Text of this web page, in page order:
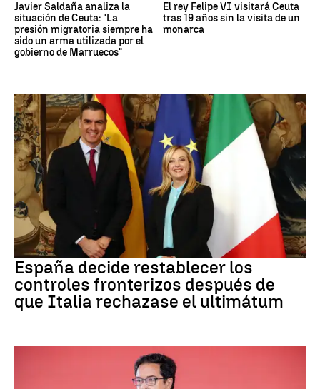
Javier Saldaña analiza la
situación de Ceuta: "La
presión migratoria siempre ha
sido un arma utilizada por el
gobierno de Marruecos"
El rey Felipe VI visitará Ceuta
tras 19 años sin la visita de un
monarca
CRISIS MIGRATORIA
España decide restablecer los
controles fronterizos después de
que Italia rechazase el ultimátum